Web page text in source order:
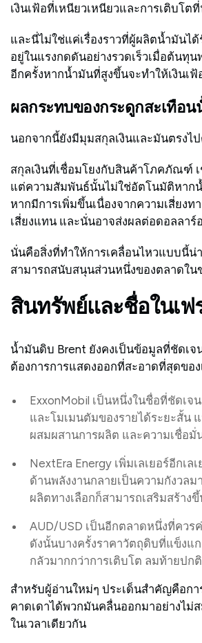
เงินเฟ้อที่เหนียวเหนียวและการเติบโ
และนี่ไม่ใช่แค่เรื่องราวที่ผู้ผลิตน้ำมันไ
อยู่ในแรงกดดันอย่างรวดเร็วเมื่อต้นทุ
อีกครั้งหากน้ำมันที่สูงขึ้นจะทำให้เงินเ
ผลกระทบของกระดูกสะเทือ
นอกจากนี้ยังมีมุมสกุลเงินและมันตรงไ
สกุลเงินที่เชื่อมโยงกับสินค้าโภคภัณฑ์
แต่ความสัมพันธ์นั้นไม่ใช่อัตโนมัติหาก
หากมีการเพิ่มขึ้นเนื่องจากความเสี่ยง
เสี่ยงแทน และนั่นอาจส่งผลต่อดอลลา
นั่นคือสิ่งที่ทำให้การเคลื่อนไหวแบบนี้น่
สามารถสนับสนุนส่วนหนึ่งของตลาดใ
สินทรัพย์และชื่อในเฟ
น้ำมันดิบ Brent ยังคงเป็นข้อมูลที่ชัดเจ
ต้องการการแสดงออกที่สะอาดที่สุดขอ
ExxonMobil เป็นหนึ่งในชื่อที่ชัดเ
และโมเมนตัมของรายได้ระยะสั้น
ผสมผสานการผลิต และความเชื่อมั่
NextEra Energy เพิ่มเลเยอร์อีกเ
ด้านพลังงานกลายเป็นความกังวล
ผลิตทางเลือกก็สามารถเสริมสร้าง
AUD/USD เป็นอีกตลาดหนึ่งที่คว
ดังนั้นบางครั้งราคาวัตถุดิบที่แข็งแ
กลัวมากกว่าการเติบโต ลมท้ายปก
สำหรับผู้อ่านใหม่ๆ ประเด็นสำคัญคือก
คาดเดาได้พวกมันคลื่นออกมาอย่างไม่
ในเวลาเดียวกัน